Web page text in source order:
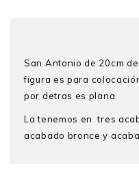
San Antonio de 20cm
figura es para
por detras es plana.
La tenemos en tres
acabado bronce y